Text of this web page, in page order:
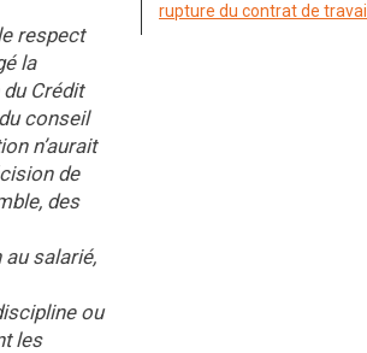
respect
la
Crédit
conseil
n’aurait
de
des
salarié,
ou
les
rupture du contrat de travail